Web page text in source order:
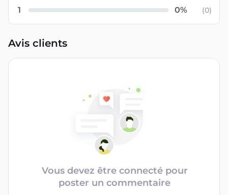
1 (0)
Avis clients
Vous devez être connecté pour
poster un commentaire